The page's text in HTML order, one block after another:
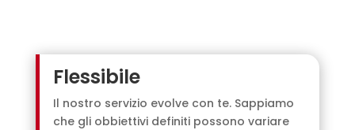
Flessibile
Il nostro servizio evolve con te. Sappiamo
che gli obbiettivi definiti possono variare